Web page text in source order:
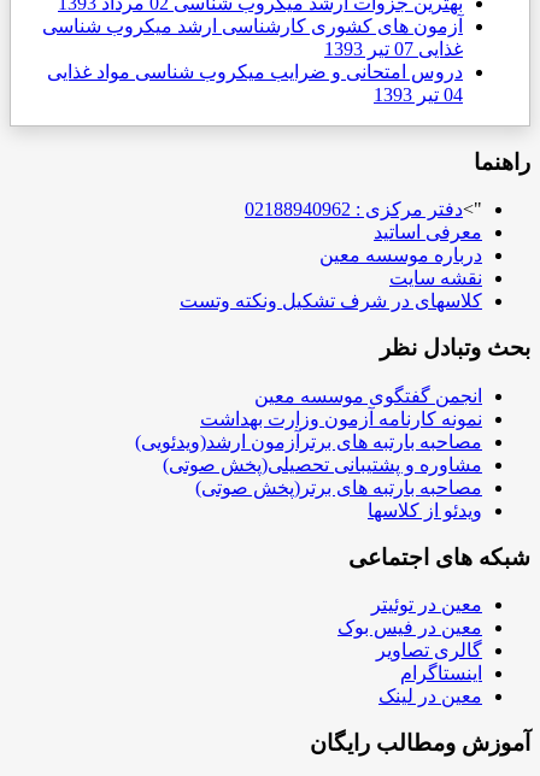
های کشوری کارشناسی ارشد میکروب شناسی
امتحانی و ضرایب میکروب شناسی مواد غذایی
: 02188940962
اساتید
موسسه معین
در شرف تشکیل ونکته وتست
نظر
گفتگوی موسسه معین
کارنامه آزمون وزارت بهداشت
بارتبه های برترآزمون ارشد(ویدئویی)
و پشتیبانی تحصیلی(پخش صوتی)
بارتبه های برتر(پخش صوتی)
کلاسها
اجتماعی
توئیتر
در فیس بوک
تصاویر
لینک
رایگان